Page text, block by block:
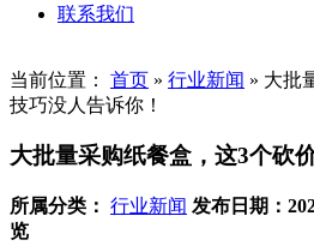
联系我们
当前位置： 首页 » 行业新闻 » 大批
技巧没人告诉你！
大批量采购纸餐盒，这3个砍
所属分类： 行业新闻 发布日期：
览